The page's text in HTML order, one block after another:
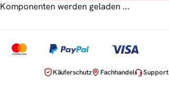
Komponenten werden geladen ...
Käuferschutz Fachhandel Support